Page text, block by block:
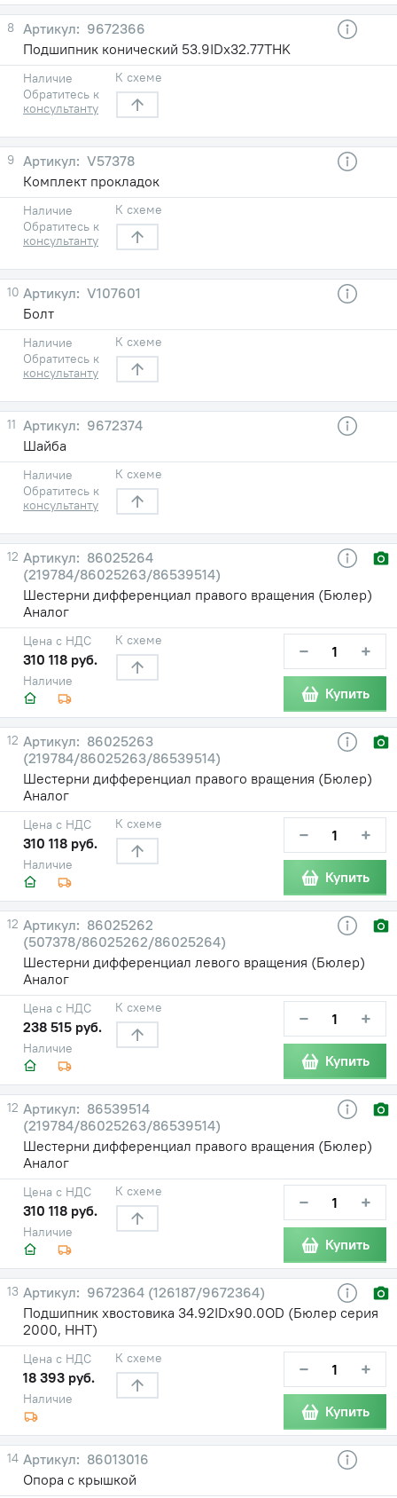
8
9672366
Подшипник конический 53.9IDх32.77THK
Наличие
Обратитесь к
консультанту
К схеме
9
V57378
Комплект прокладок
Наличие
Обратитесь к
консультанту
К схеме
10
V107601
Болт
Наличие
Обратитесь к
консультанту
К схеме
11
9672374
Шайба
Наличие
Обратитесь к
консультанту
К схеме
12
86025264
(219784/86025263/86539514)
Шестерни дифференциал правого вращения (Бюлер)
Аналог
Наличие
Цена с НДС
310 118 руб.
К схеме − +
Купить
12
86025263
(219784/86025263/86539514)
Шестерни дифференциал правого вращения (Бюлер)
Аналог
Наличие
Цена с НДС
310 118 руб.
К схеме − +
Купить
12
86025262
(507378/86025262/86025264)
Шестерни дифференциал левого вращения (Бюлер)
Аналог
Наличие
Цена с НДС
238 515 руб.
К схеме − +
Купить
12
86539514
(219784/86025263/86539514)
Шестерни дифференциал правого вращения (Бюлер)
Аналог
Наличие
Цена с НДС
310 118 руб.
К схеме − +
Купить
13
9672364 (126187/9672364)
Подшипник хвостовика 34.92IDх90.0OD (Бюлер серия
2000, HHT)
Наличие
Цена с НДС
18 393 руб.
К схеме − +
Купить
14
86013016
Опора с крышкой